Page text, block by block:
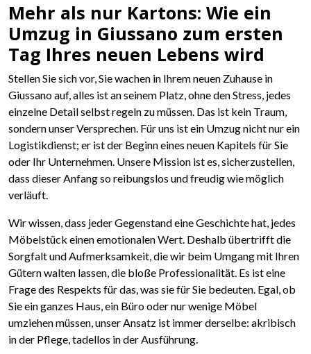
Mehr als nur Kartons: Wie ein
Umzug in Giussano zum ersten
Tag Ihres neuen Lebens wird
Stellen Sie sich vor, Sie wachen in Ihrem neuen Zuhause in
Giussano auf, alles ist an seinem Platz, ohne den Stress, jedes
einzelne Detail selbst regeln zu müssen. Das ist kein Traum,
sondern unser Versprechen. Für uns ist ein Umzug nicht nur ein
Logistikdienst; er ist der Beginn eines neuen Kapitels für Sie
oder Ihr Unternehmen. Unsere Mission ist es, sicherzustellen,
dass dieser Anfang so reibungslos und freudig wie möglich
verläuft.
Wir wissen, dass jeder Gegenstand eine Geschichte hat, jedes
Möbelstück einen emotionalen Wert. Deshalb übertrifft die
Sorgfalt und Aufmerksamkeit, die wir beim Umgang mit Ihren
Gütern walten lassen, die bloße Professionalität. Es ist eine
Frage des Respekts für das, was sie für Sie bedeuten. Egal, ob
Sie ein ganzes Haus, ein Büro oder nur wenige Möbel
umziehen müssen, unser Ansatz ist immer derselbe: akribisch
in der Pflege, tadellos in der Ausführung.